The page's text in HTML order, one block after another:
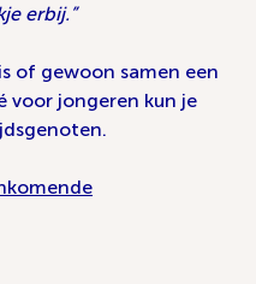
erbij.”
of gewoon samen een
voor jongeren kun je